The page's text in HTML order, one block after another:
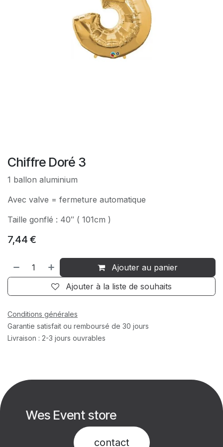
Chiffre Doré 3
1 ballon aluminium
Avec valve = fermeture automatique
Taille gonflé : 40″ ( 101cm )
7,44 €
Ajouter au panier
Ajouter à la liste de souhaits
Conditions générales
Garantie satisfait ou remboursé de 30 jours
Livraison : 2-3 jours ouvrables
Wes Event store
contact​